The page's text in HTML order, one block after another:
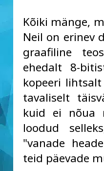
Kõiki mänge,
Neil on erinev
graafiline
ehedalt 8-
kopeeri
tavaliselt
kuid ei nõua
loodud
"vanade
teid päevade